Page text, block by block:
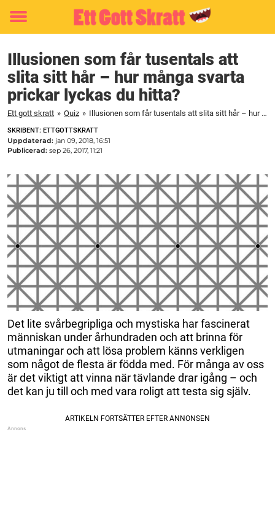
Toggle
Illusionen som får tusentals att
slita sitt hår – hur många svarta
prickar lyckas du hitta?
Ett gott skratt » Quiz » Illusionen som får tusentals att slita sitt hår – hur många svarta prickar lyckas du hitta?
SKRIBENT: ETTGOTTSKRATT
Uppdaterad: jan 09, 2018, 16:51
Publicerad: sep 26, 2017, 11:21
Det lite svårbegripliga och mystiska har fascinerat
människan under århundraden och att brinna för
utmaningar och att lösa problem känns verkligen
som något de flesta är födda med. För många av oss
är det viktigt att vinna när tävlande drar igång – och
det kan ju till och med vara roligt att testa sig själv.